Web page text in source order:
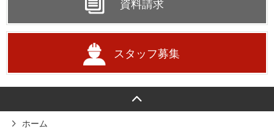
資料請求
スタッフ募集
ホーム